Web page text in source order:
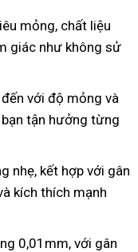
mỏng, chất liệu
giác như không sử
với độ mỏng và
tận hưởng từng
nhẹ, kết hợp với gân
kích thích mạnh
0,01mm, với gân